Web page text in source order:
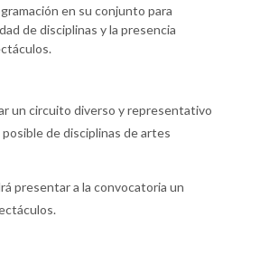
en su conjunto para
de disciplinas y la presencia
un circuito diverso y representativo
de disciplinas de artes
presentar a la convocatoria un